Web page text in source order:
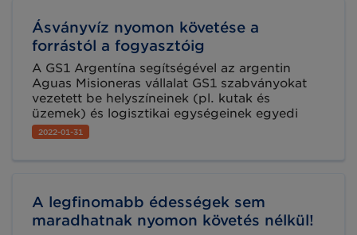
Ásványvíz nyomon követése a
forrástól a fogyasztóig
A GS1 Argentína segítségével az argentin
Aguas Misioneras vállalat GS1 szabványokat
vezetett be helyszíneinek (pl. kutak és
üzemek) és logisztikai egységeinek egyedi
azonosítása érdekében, amellyel immár
sikeresen tudja nyomon követni a termékeit az
2022-01-31
A legfinomabb édességek sem
maradhatnak nyomon követés nélkül!